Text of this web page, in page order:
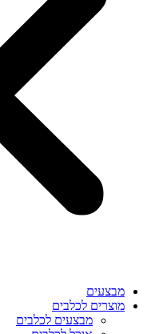
מבצעים
מוצרים לכלבים
מבצעים לכלבים